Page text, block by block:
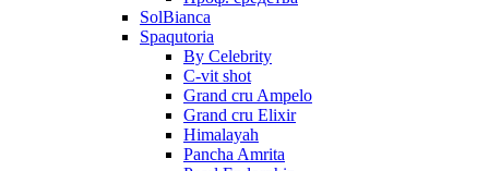
SolBianca
Spaqutoria
By Celebrity
C-vit shot
Grand cru Ampelo
Grand сru Elixir
Himalayah
Pancha Amrita